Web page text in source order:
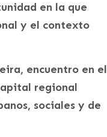
en la que
y el contexto
encuentro en el
regional
sociales y de